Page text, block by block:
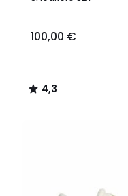
100,00 €
4,3
/